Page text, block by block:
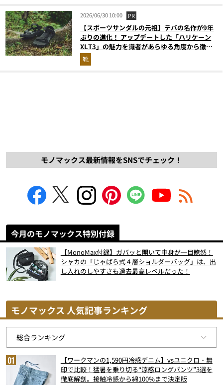
2026/06/30 10:00 PR
【スポーツサンダルの元祖】テバの名作が9年
ぶりの進化！ アップデートした「ハリケーン
XLT3」の魅力を識者があらゆる角度から徹底
解説！
靴
モノマックス最新情報をSNSでチェック！
今月のモノマックス特別付録
【MonoMax付録】ガバッと開いて中身が一目瞭然！
シャカの「じゃばら式４層ショルダーバッグ」は、出
し入れのしやすさも過去最高レベルだった！
モノマックス 人気記事ランキング
【ワークマンの1,590円冷感デニム】vsユニクロ・無
印で比較！猛暑を乗り切る“涼感ロングパンツ”3選を
徹底解剖。接触冷感から綿100%まで決定版